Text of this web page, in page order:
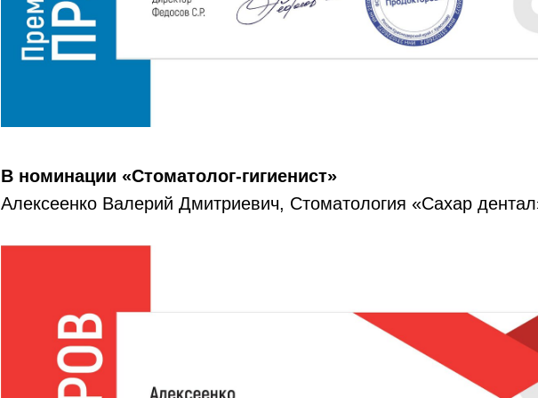
В номинации «Стоматолог-гигиенист»
Алексеенко Валерий Дмитриевич, Стоматология «Сахар